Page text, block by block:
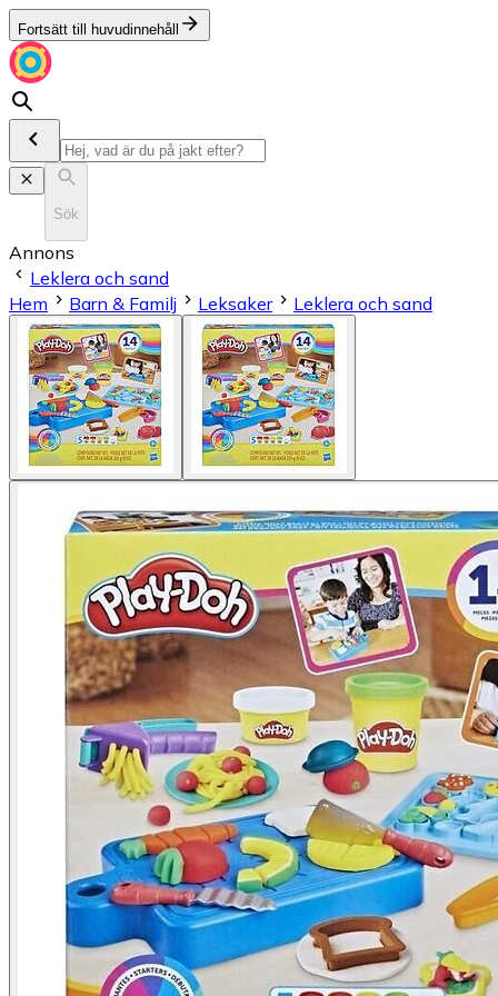
Fortsätt till huvudinnehåll
Sök
Annons
Leklera och sand
Hem
Barn & Familj Leksaker Leklera och sand